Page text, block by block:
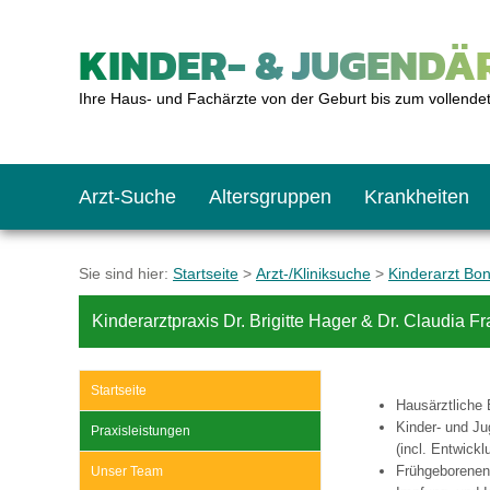
KINDER- &
Ihre Haus- und Fachärzte von der Geburt bis zum
Arzt-Suche Altersgruppen
Das erste Jahr
Schulkinder
Jugendliche
Krankheiten
Baby: U1 bis U6
Schulkind: U10
Teenager: J1 bis
Impfkalender
Was muss man
Impfreaktionen
Notrufnummern
Hausapotheke
Sofortmaßnahmen
Notdienste
Gesundheitsämter
Link-Tipps
BMI-Rechner
Blutdruckrechner
Wachstum-
Sie sind hier: Startseite > Arzt-/Kliniksuche > Kinderarzt
Kinderarztpraxis Dr. Brigitte Hager & Dr. Claudia
Startseite
Praxisleistungen
Unser Team
Hausärztliche
Kinder- und
(incl.